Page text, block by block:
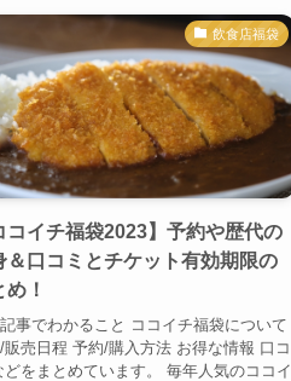
飲食店福袋
コイチ福袋2023】予約や歴代の
＆口コミとチケット有効期限の
め！
記事でわかること ココイチ福袋について
販売日程 予約/購入方法 お得な情報 口コ
どをまとめています。 毎年人気のココイ